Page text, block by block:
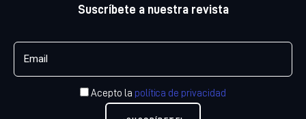
Suscríbete a nuestra revista
Acepto la política de privacidad